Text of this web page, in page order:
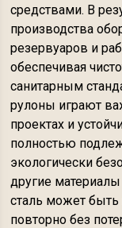
средствами. В
производства
резервуаров и
обеспечивая
санитарным
рулоны играют
проектах и
полностью
экологически
другие
сталь может быть
повторно без